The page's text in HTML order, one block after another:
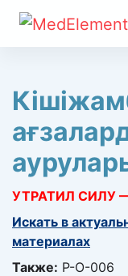
УТРАТИЛ СИЛУ
Искать в
материалах
Также: P-O-006